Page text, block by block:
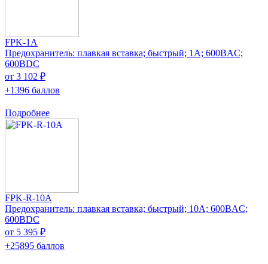
FPK-1A
Предохранитель: плавкая вставка; быстрый; 1А; 600ВAC;
600ВDC
от 3 102 ₽
+1396 баллов
Подробнее
FPK-R-10A
Предохранитель: плавкая вставка; быстрый; 10А; 600ВAC;
600ВDC
от 5 395 ₽
+25895 баллов